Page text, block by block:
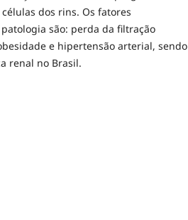
dos rins. Os fatores
são: perda da filtração
e hipertensão arterial, sendo
renal no Brasil.